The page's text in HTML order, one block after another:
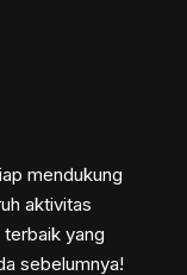
mendukung
aktivitas
yang
sebelumnya!